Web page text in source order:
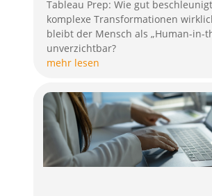
Tableau Prep: Wie gut
komplexe Transformationen
bleibt der Mensch als „Human-in-
unverzichtbar?
mehr lesen